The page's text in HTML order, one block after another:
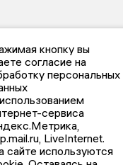
кнопку вы
согласие на
персональных
сервиса
LiveInternet.
сайте используются